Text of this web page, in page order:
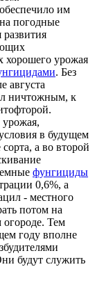
им
погодные
хорошего урожая
. Без
августа
ничтожным, к
в будущем
а во второй
фунгициды
0,6%, а
- местного
потом на
Тем
году вполне
будут служить